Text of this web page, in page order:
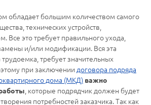
обладает большим количеством самого
технических устройств,
Все это требует правильного ухода,
и/или модификации. Вся эта
требует значительных
при заключении договора подряда
дома (МКД) важно
, которые подрядчик должен будет
потребностей заказчика. Так как